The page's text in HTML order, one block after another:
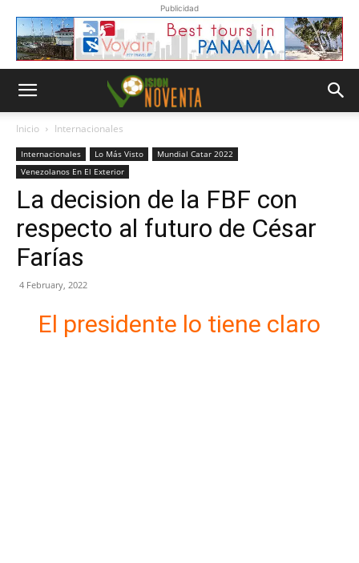
Publicidad
Inicio Internacionales
Internacionales Lo Más Visto
Mundial Catar 2022
Venezolanos En El Exterior
La decision de la FBF con
respecto al futuro de César
Farías
4 February, 2022
El presidente lo tiene claro